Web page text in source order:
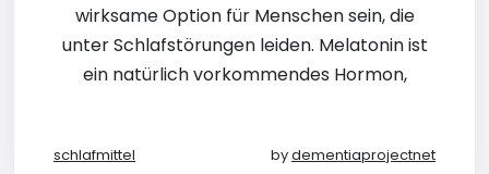
wirksame Option für Menschen sein, die
unter Schlafstörungen leiden. Melatonin ist
ein natürlich vorkommendes Hormon,
schlafmittel bydementiaprojectnet